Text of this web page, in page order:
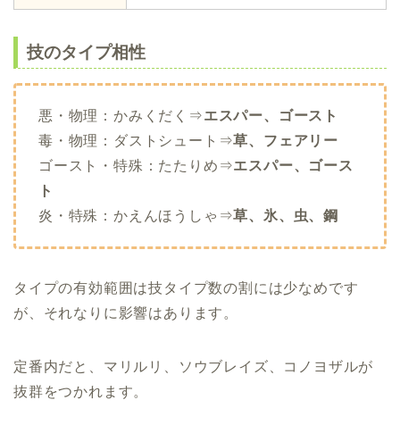
技のタイプ相性
悪・物理：かみくだく⇒エスパー、ゴースト
毒・物理：ダストシュート⇒草、フェアリー
ゴースト・特殊：たたりめ⇒エスパー、ゴース
ト
炎・特殊：かえんほうしゃ⇒草、氷、虫、鋼
タイプの有効範囲は技タイプ数の割には少なめです
が、それなりに影響はあります。
定番内だと、マリルリ、ソウブレイズ、コノヨザルが
抜群をつかれます。